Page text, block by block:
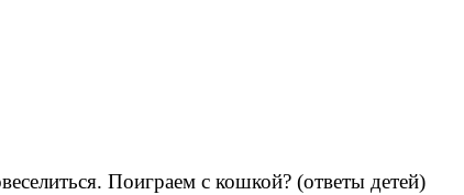
Поиграем с кошкой? (ответы детей)